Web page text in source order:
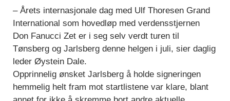
– Årets internasjonale dag med Ulf Thoresen Grand
International som hovedløp med verdensstjernen
Don Fanucci Zet er i seg selv verdt turen til
Tønsberg og Jarlsberg denne helgen i juli, sier daglig
leder Øystein Dale.
Opprinnelig ønsket Jarlsberg å holde signeringen
hemmelig helt fram mot startlistene var klare, blant